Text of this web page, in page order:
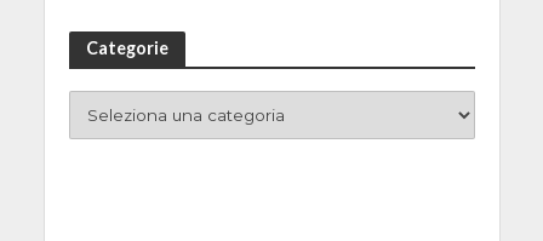
Categorie